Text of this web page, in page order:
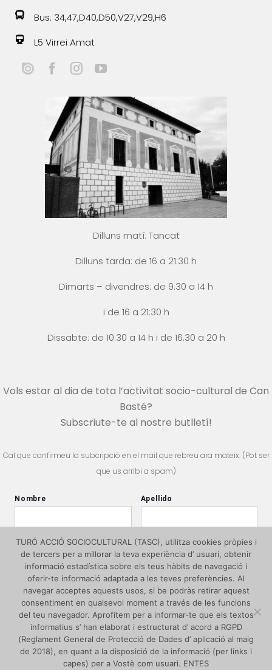
Bus: 34,47,D40,D50,V27,V29,H6
L5 Virrei Amat
Dilluns matí: Tancat
Dilluns tarda: de 16 a 21:30 h
Dimarts – divendres: de 9.30 a 14 h
i de 16 a 21:30 h
Dissabte: de 10.30 a 14 h i de 16.30 a 20 h
Vols estar al dia de tota l’activitat socio-cultural de Can
Basté?
Subscriute-te al nostre butlletí!
Cal que confirmeu la subcripció en el mail que rebreu ara mateix. (Pot ser
que us arribi a spam)
TURÓ ACCIÓ SOCIOCULTURAL (TASC), utilitza cookies pròpies i
de tercers per a millorar la teva experiència d’ usuari, obtenir
informació estadística sobre els teus hàbits de navegació i
oferir-te informació adaptada a les teves preferències. Al
navegar acceptes aquests usos, si be podràs retirar aquest
consentiment en qualsevol moment a través de les funcions
del teu navegador. Aprofitem per a informar-te que els textos
informatius s’ han elaborat i estructurat d’ acord a RGPD
(Reglament General de Protecció de Dades d’ aplicació al maig
de 2018), en quant a la disposició de la informació (per links i
capes) per a Vostè com usuari. ENTES